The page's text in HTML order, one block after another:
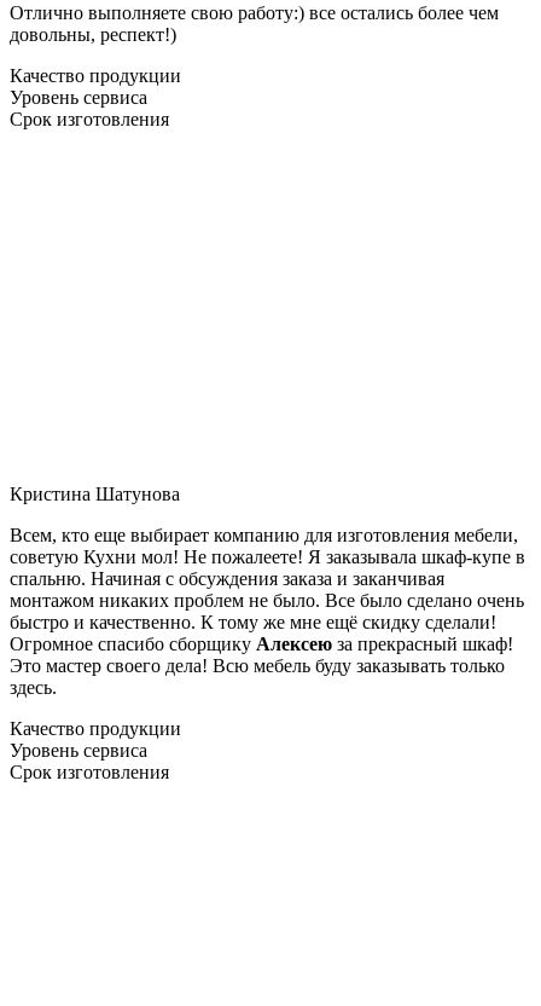
Отлично выполняете свою работу:) все остались более чем
довольны, респект!)
Качество продукции
Уровень сервиса
Срок изготовления
Кристина Шатунова
Всем, кто еще выбирает компанию для изготовления мебели,
советую Кухни мол! Не пожалеете! Я заказывала шкаф-купе в
спальню. Начиная с обсуждения заказа и заканчивая
монтажом никаких проблем не было. Все было сделано очень
быстро и качественно. К тому же мне ещё скидку сделали!
Огромное спасибо сборщику Алексею за прекрасный шкаф!
Это мастер своего дела! Всю мебель буду заказывать только
здесь.
Качество продукции
Уровень сервиса
Срок изготовления